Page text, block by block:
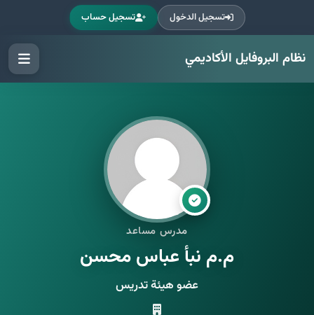
تسجيل الدخول تسجيل حساب
نظام البروفايل الأكاديمي
مدرس مساعد
م.م نبأ عباس محسن
عضو هيئة تدريس